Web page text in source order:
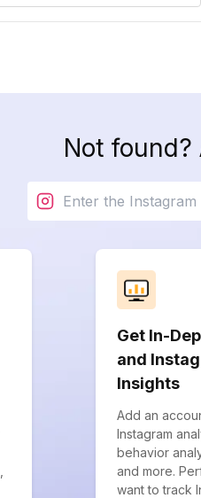
Not
Get In-
and
Insights
Add an
Instagram
behavior
and more.
want to track